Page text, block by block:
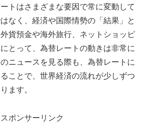
トはさまざまな要因で常に変動して
なく、経済や国際情勢の「結果」と
貨預金や海外旅行、ネットショッピ
とって、為替レートの動きは非常に
ニュースを見る際も、為替レートに
ことで、世界経済の流れが少しずつ
ます。
スポンサーリンク